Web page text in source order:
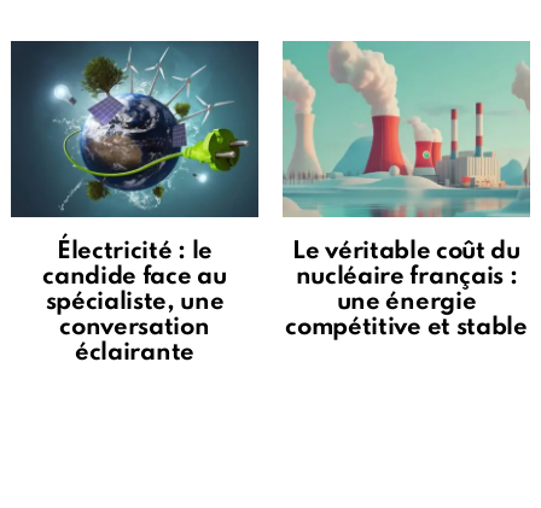
Électricité : le
candide face au
spécialiste, une
conversation
éclairante
Le véritable coût du
nucléaire français :
une énergie
compétitive et stable